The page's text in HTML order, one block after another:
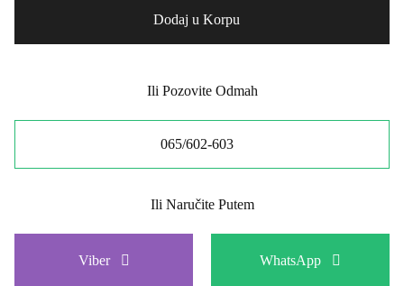
Dodaj u Korpu
Ili Pozovite Odmah
065/602-603
Ili Naručite Putem
Viber WhatsApp